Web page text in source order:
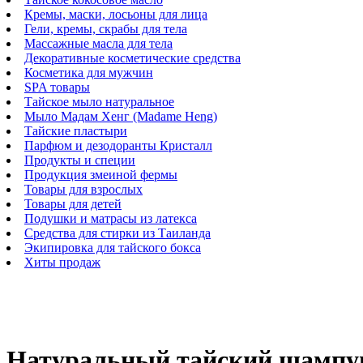
Кремы, маски, лосьоны для лица
Гели, кремы, скрабы для тела
Массажные масла для тела
Декоративные косметические средства
Косметика для мужчин
SPA товары
Тайское мыло натуральное
Мыло Мадам Хенг (Madame Heng)
Тайские пластыри
Парфюм и дезодоранты Кристалл
Продукты и специи
Продукция змеиной фермы
Товары для взрослых
Товары для детей
Подушки и матрасы из латекса
Средства для стирки из Таиланда
Экипировка для тайского бокса
Хиты продаж